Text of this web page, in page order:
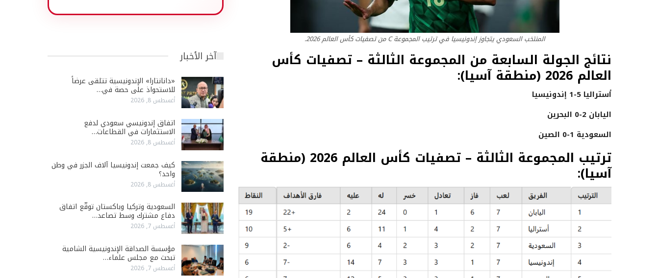
المنتخب السعودي يتجاوز إندونيسيا في ترتيب المجموعة C من تصفيات كأس العالم 2026.
نتائج الجولة السابعة من المجموعة الثالثة – تصفيات كأس
العالم 2026 (منطقة آسيا):
أستراليا 5-1 إندونيسيا
اليابان 2-0 البحرين
السعودية 1-0 الصين
ترتيب المجموعة الثالثة – تصفيات كأس العالم 2026 (منطقة
آسيا):
آخر الأخبار
«دانانتارا» الإندونيسية تتلقى عرضاً
للاستحواذ على حصة في…
أغسطس 8, 2026
اتفاق إندونيسي سعودي لدفع
الاستثمارات في القطاعات…
أغسطس 8, 2026
كيف جمعت إندونيسيا آلاف الجزر في وطن
واحد؟
أغسطس 8, 2026
السعودية وتركيا وباكستان توقّع اتفاق
دفاع مشترك وسط تصاعد…
أغسطس 7, 2026
مؤسسة الصداقة الإندونيسية الشامية
تبحث مع مجلس علماء…
أغسطس 7, 2026